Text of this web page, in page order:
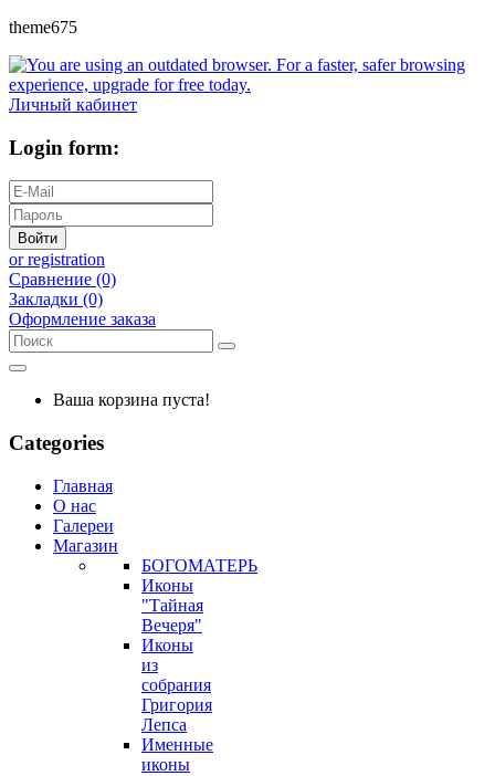
theme675
Личный кабинет
Login form:
Войти
or registration
Сравнение (0)
Закладки (0)
Оформление заказа
Ваша корзина пуста!
Categories
Главная
О нас
Галереи
Магазин
БОГОМАТЕРЬ
Иконы
"Тайная
Вечеря"
Иконы
из
собрания
Григория
Лепса
Именные
иконы